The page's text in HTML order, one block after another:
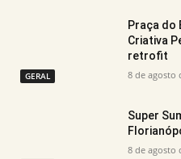
GERAL
Praça do
Criativa
retrofit
8 de agosto
Super
8 de agosto